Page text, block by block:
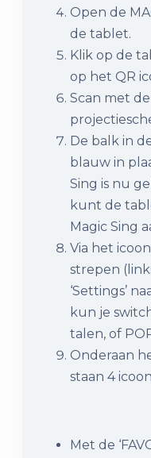
Open de
de tablet.
Klik op de
op het QR
Scan met
De balk in
blauw in
Sing is nu
kunt de
Magic Sing
Via het
strepen
‘Settings’
kun je
talen, of
Onderaan
staan 4
Met de